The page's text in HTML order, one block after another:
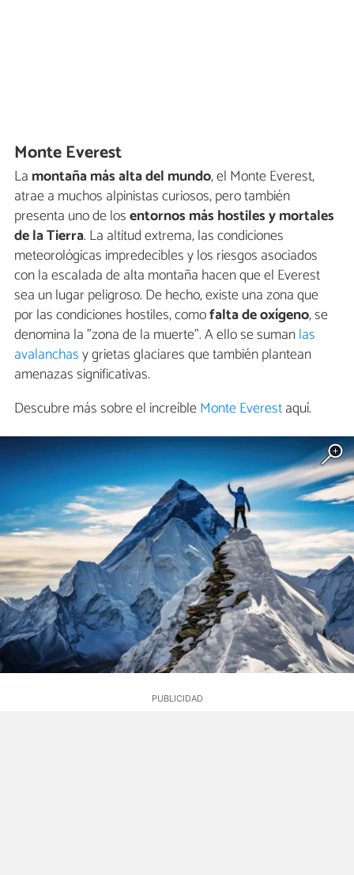
Monte Everest
La montaña más alta del mundo, el Monte Everest,
atrae a muchos alpinistas curiosos, pero también
presenta uno de losentornos más hostiles y mortales
de la Tierra. La altitud extrema, las condiciones
meteorológicas impredecibles y los riesgos asociados
con la escalada de alta montaña hacen que el Everest
sea un lugar peligroso. De hecho, existe una zona que
por las condiciones hostiles, comofalta de oxígeno, se
denomina la "zona de la muerte". A ello se sumanlas
avalanchasy grietas glaciares que también plantean
amenazas significativas.
Descubre más sobre el increíbleMonte Everestaquí.